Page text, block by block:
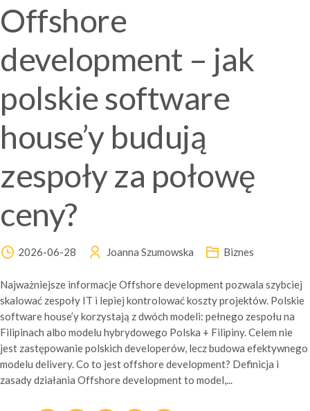
Offshore
development – jak
polskie software
house’y budują
zespoły za połowę
ceny?
2026-06-28 Joanna Szumowska Biznes
Najważniejsze informacje Offshore development pozwala szybciej
skalować zespoły IT i lepiej kontrolować koszty projektów. Polskie
software house’y korzystają z dwóch modeli: pełnego zespołu na
Filipinach albo modelu hybrydowego Polska + Filipiny. Celem nie
jest zastępowanie polskich developerów, lecz budowa efektywnego
modelu delivery. Co to jest offshore development? Definicja i
zasady działania Offshore development to model,...